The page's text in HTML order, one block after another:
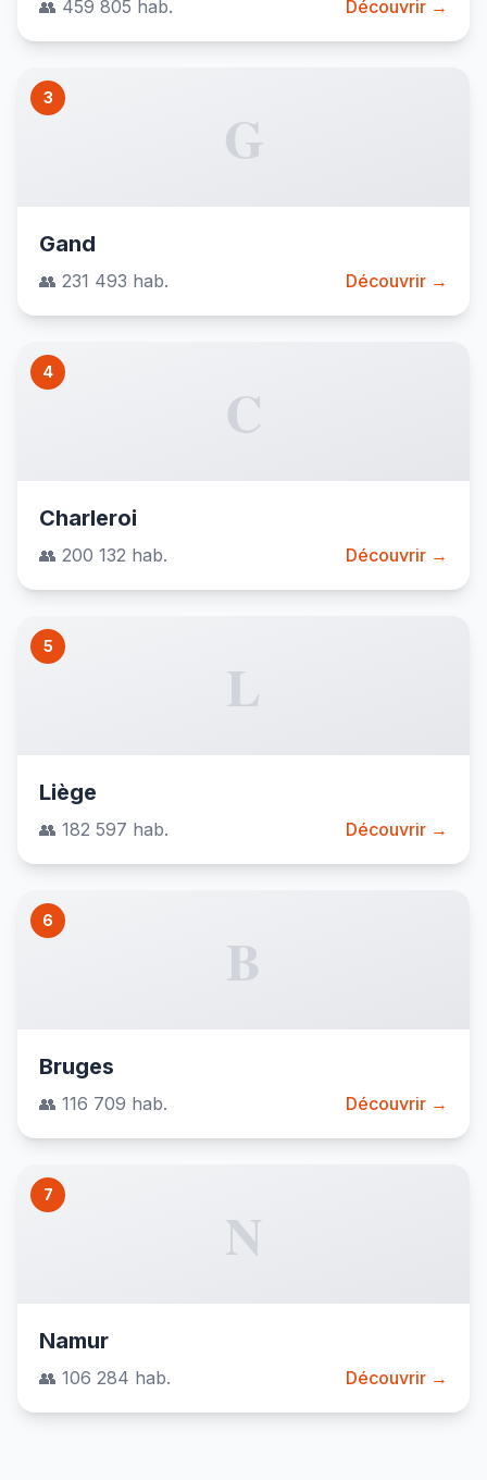
👥 459 805 hab. Découvrir →
3
G
Gand
👥 231 493 hab. Découvrir →
4
C
Charleroi
👥 200 132 hab. Découvrir →
5
L
Liège
👥 182 597 hab. Découvrir →
6
B
Bruges
👥 116 709 hab. Découvrir →
7
N
Namur
👥 106 284 hab. Découvrir →